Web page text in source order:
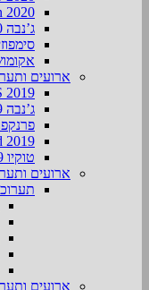
2020
ג’נבה 2020
אקומושן
ארועים
2019
ג’נבה 2019
2019
טוקיו 2019
ארועים
תערוכות
ארועים